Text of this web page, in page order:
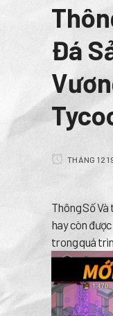
Đá
THÁNG 12
Thông Số
hay còn
trong quá